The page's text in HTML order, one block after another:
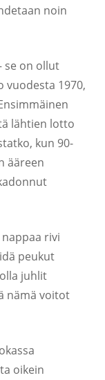
noin
se on ollut
vuodesta 1970,
lähtien lotto
kun 90-
ääreen
rivi
peukut
juhlit
nämä voitot
oikein